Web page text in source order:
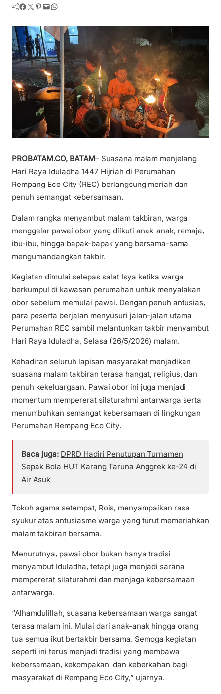
Facebook Twitter Pinterest Mail WhatsApp
PROBATAM.CO, BATAM– Suasana malam menjelang
Hari Raya Iduladha 1447 Hijriah di Perumahan
Rempang Eco City (REC) berlangsung meriah dan
penuh semangat kebersamaan.
Dalam rangka menyambut malam takbiran, warga
menggelar pawai obor yang diikuti anak-anak, remaja,
ibu-ibu, hingga bapak-bapak yang bersama-sama
mengumandangkan takbir.
Kegiatan dimulai selepas salat Isya ketika warga
berkumpul di kawasan perumahan untuk menyalakan
obor sebelum memulai pawai. Dengan penuh antusias,
para peserta berjalan menyusuri jalan-jalan utama
Perumahan REC sambil melantunkan takbir menyambut
Hari Raya Iduladha, Selasa (26/5/2026) malam.
Kehadiran seluruh lapisan masyarakat menjadikan
suasana malam takbiran terasa hangat, religius, dan
penuh kekeluargaan. Pawai obor ini juga menjadi
momentum mempererat silaturahmi antarwarga serta
menumbuhkan semangat kebersamaan di lingkungan
Perumahan Rempang Eco City.
Baca juga: DPRD Hadiri Penutupan Turnamen
Sepak Bola HUT Karang Taruna Anggrek ke-24 di
Air Asuk
Tokoh agama setempat, Rois, menyampaikan rasa
syukur atas antusiasme warga yang turut memeriahkan
malam takbiran bersama.
Menurutnya, pawai obor bukan hanya tradisi
menyambut Iduladha, tetapi juga menjadi sarana
mempererat silaturahmi dan menjaga kebersamaan
antarwarga.
“Alhamdulillah, suasana kebersamaan warga sangat
terasa malam ini. Mulai dari anak-anak hingga orang
tua semua ikut bertakbir bersama. Semoga kegiatan
seperti ini terus menjadi tradisi yang membawa
kebersamaan, kekompakan, dan keberkahan bagi
masyarakat di Rempang Eco City,” ujarnya.